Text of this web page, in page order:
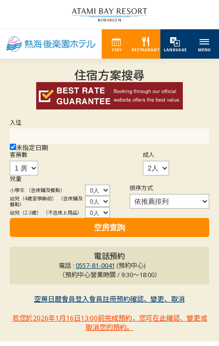
STAY RESTAURANT LANGUAGE MENU
住宿方案搜尋
入住
未指定日期
客房數 成人
兒童
小學生 （含床鋪及餐點）
幼兒（4歲至學齡前） （含床鋪及
餐點）
幼兒（2-3歲） （不含床上用品）
排序方式
電話預約
電話 : 0557-81-0041 (預約中心)
（預約中心營業時間 / 9:30～18:00）
空房日曆會員登入會員註冊預約確認、變更、取消
若您於2026年1月16日13:00前完成預約，您可在此確認、變更或
取消您的預約。